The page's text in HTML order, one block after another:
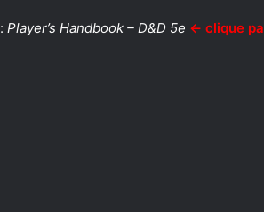
: Player’s Handbook – D&D 5e ← clique